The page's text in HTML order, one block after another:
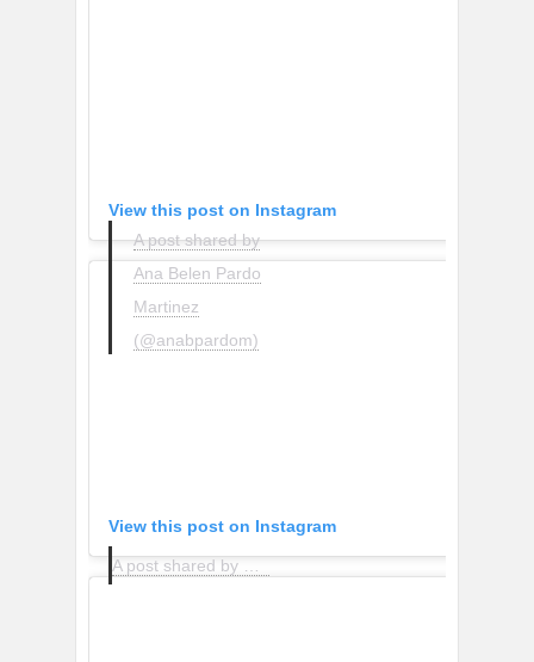
View this post on Instagram
A post shared by
Ana Belen Pardo
Martinez
(@anabpardom)
View this post on Instagram